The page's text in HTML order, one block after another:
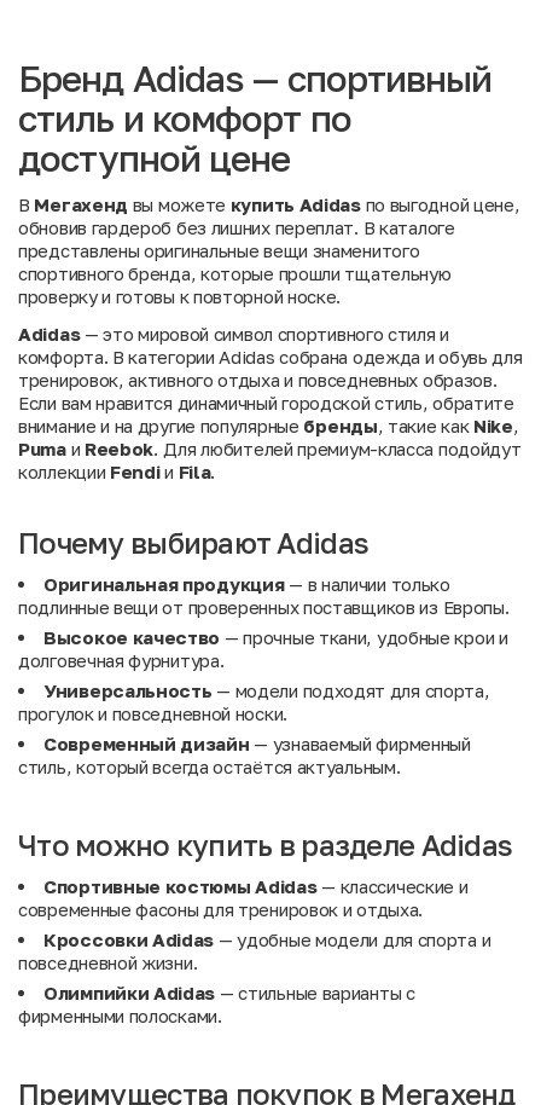
Бренд Adidas — спортивный
стиль и комфорт по
доступной цене
В Мегахенд вы можете купить Adidasпо выгодной цене,
обновив гардероб без лишних переплат. В каталоге
представлены оригинальные вещи знаменитого
спортивного бренда, которые прошли тщательную
проверку и готовы к повторной носке.
Adidas— это мировой символ спортивного стиля и
комфорта. В категории Adidas собрана одежда и обувь для
тренировок, активного отдыха и повседневных образов.
Если вам нравится динамичный городской стиль, обратите
внимание и на другие популярные бренды , такие как Nike
Pumaи Reebok . Для любителей премиум-класса подойдут
коллекции Fendiи Fila.
Почему выбирают Adidas
Оригинальная продукция— в наличии только
подлинные вещи от проверенных поставщиков из Европы.
Высокое качество — прочные ткани, удобные крои и
долговечная фурнитура.
Универсальность — модели подходят для спорта,
прогулок и повседневной носки.
Современный дизайн — узнаваемый фирменный
стиль, который всегда остаётся актуальным.
Что можно купить в разделе Adidas
Спортивные костюмы Adidas— классические и
современные фасоны для тренировок и отдыха.
Кроссовки Adidas — удобные модели для спорта и
повседневной жизни.
Олимпийки Adidas — стильные варианты с
фирменными полосками.
Преимущества покупок в Мегахенд